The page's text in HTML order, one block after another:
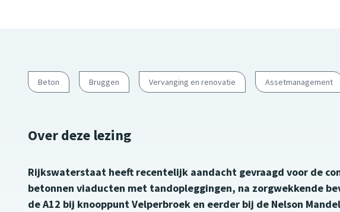
Beton Bruggen Vervanging en renovatie Assetmanagement
Over deze lezing
Rijkswaterstaat heeft recentelijk aandacht gevraagd voor de
betonnen viaducten met tandopleggingen, na zorgwekkende
de A12 bij knooppunt Velperbroek en eerder bij de Nelson